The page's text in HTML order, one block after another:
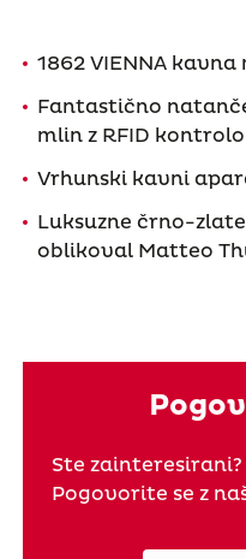
1862 VIENNA kavna
Fantastično
mlin z RFID kontrolo
Vrhunski kavni
Luksuzne črno-
oblikoval Matteo
Ste
Pogovorite se z